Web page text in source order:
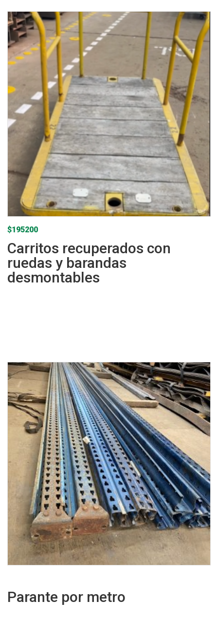
Carritos recuperados con
ruedas y barandas
desmontables
$195200
Parante por metro